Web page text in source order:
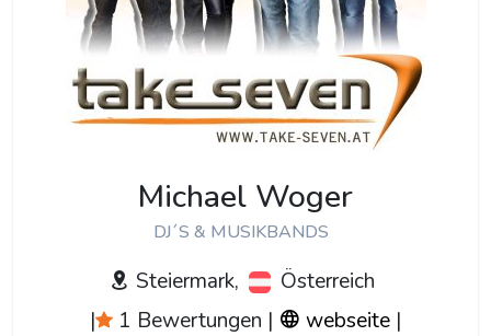
Michael Woger
DJ´S & MUSIKBANDS
Steiermark,
Österreich
|
1 Bewertungen | webseite |